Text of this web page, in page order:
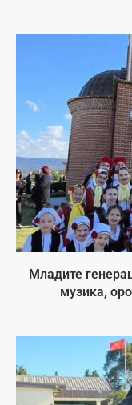
Младите
музика,